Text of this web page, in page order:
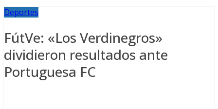
Deportes
FútVe: «Los Verdinegros»
dividieron resultados ante
Portuguesa FC